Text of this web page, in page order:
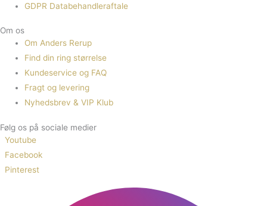
GDPR Databehandleraftale
Om os
Om Anders Rerup
Find din ring størrelse
Kundeservice og FAQ
Fragt og levering
Nyhedsbrev & VIP Klub
Følg os på sociale medier
Youtube
Facebook
Pinterest